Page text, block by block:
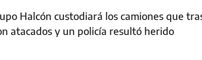
Halcón custodiará los camiones que
atacados y un policía resultó herido